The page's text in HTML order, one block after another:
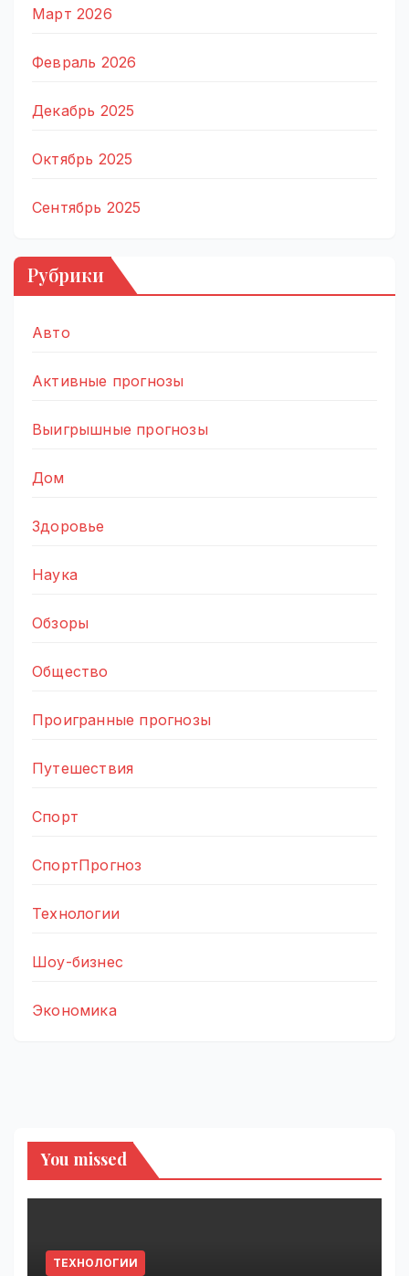
Март 2026
Февраль 2026
Декабрь 2025
Октябрь 2025
Сентябрь 2025
Рубрики
Авто
Активные прогнозы
Выигрышные прогнозы
Дом
Здоровье
Наука
Обзоры
Общество
Проигранные прогнозы
Путешествия
Спорт
СпортПрогноз
Технологии
Шоу-бизнес
Экономика
You missed
ТЕХНОЛОГИИ